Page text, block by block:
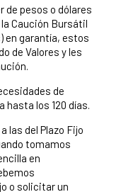
de pesos o dólares
Caución Bursátil
en garantía, estos
de Valores y les
de
hasta los 120 días.
las del Plazo Fijo
tomamos
en
o solicitar un